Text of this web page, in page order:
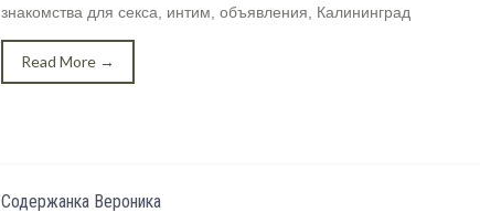
знакомства для секса, интим, объявления, Калининград
Read More →
Содержанка Вероника